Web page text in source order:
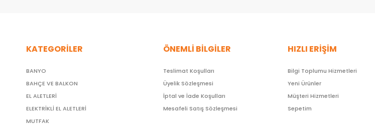
KATEGORİLER
BANYO
BAHÇE VE BALKON
EL ALETLERİ
ELEKTRİKLİ EL ALETLERİ
MUTFAK
ÖNEMLİ BİLGİLER
Teslimat Koşulları
Üyelik Sözleşmesi
İptal ve İade Koşulları
Mesafeli Satış Sözleşmesi
HIZLI ERİŞİM
Bilgi Toplumu Hizmetleri
Yeni Ürünler
Müşteri Hizmetleri
Sepetim